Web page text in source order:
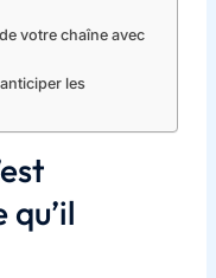
votre chaîne avec
les